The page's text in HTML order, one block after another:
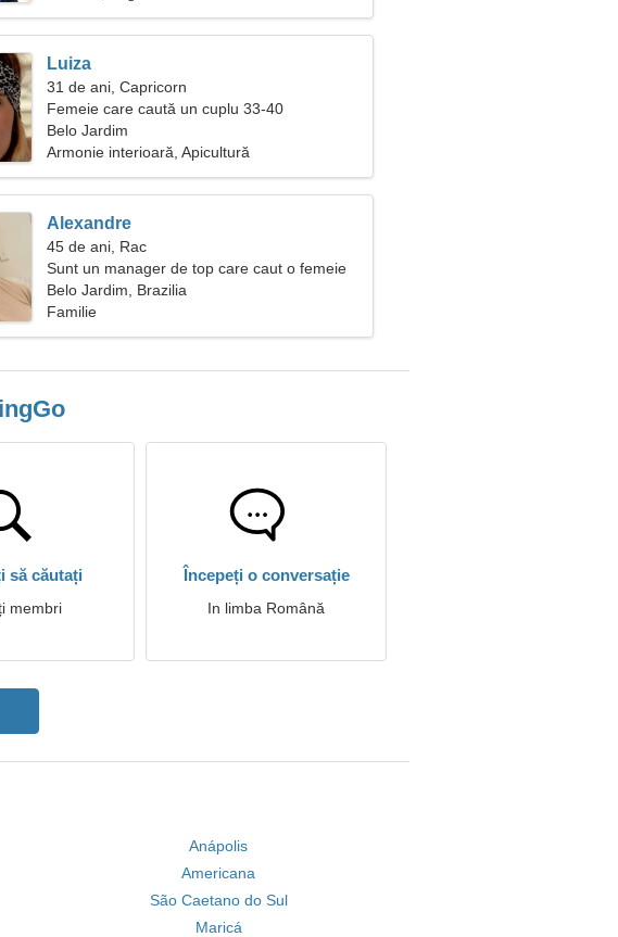
Luiza
31 de ani, Capricorn
Femeie care caută un cuplu 33-40
Belo Jardim
Armonie interioară, Apicultură
Alexandre
45 de ani, Rac
Sunt un manager de top care caut o femeie
atrăgătoare
Belo Jardim, Brazilia
Familie
să căutați
membri
Începeți o conversație
In limba Română
Anápolis
Americana
São Caetano do Sul
Maricá